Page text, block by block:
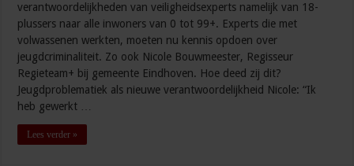
verantwoordelijkheden van veiligheidsexperts namelijk van 18-
plussers naar alle inwoners van 0 tot 99+. Experts die met
volwassenen werkten, moeten nu kennis opdoen over
jeugdcriminaliteit. Zo ook Nicole Bouwmeester, Regisseur
Regieteam+ bij gemeente Eindhoven. Hoe deed zij dit?
Jeugdproblematiek als nieuwe verantwoordelijkheid Nicole: “Ik
heb gewerkt …
Lees verder »